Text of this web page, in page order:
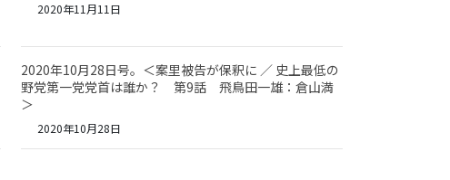
2020年11月11日
2020年10月28日号。＜案里被告が保釈に ／ 史上最低の
野党第一党党首は誰か？ 第9話 飛鳥田一雄：倉山満
＞
2020年10月28日